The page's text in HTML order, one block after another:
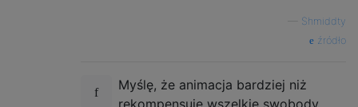
Shmiddty
źródło
Myślę, że animacja bardziej niż
rekompensuje wszelkie swobody